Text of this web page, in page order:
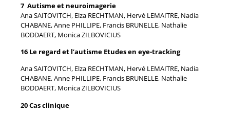
7 Autisme et neuroimagerie
Ana SAITOVITCH, Elza RECHTMAN, Hervé LEMAITRE, Nadia
CHABANE, Anne PHILLIPE, Francis BRUNELLE, Nathalie
BODDAERT, Monica ZILBOVICIUS
16 Le regard et l’autisme Etudes en eye-tracking
Ana SAITOVITCH, Elza RECHTMAN, Hervé LEMAITRE, Nadia
CHABANE, Anne PHILLIPE, Francis BRUNELLE, Nathalie
BODDAERT, Monica ZILBOVICIUS
20 Cas clinique